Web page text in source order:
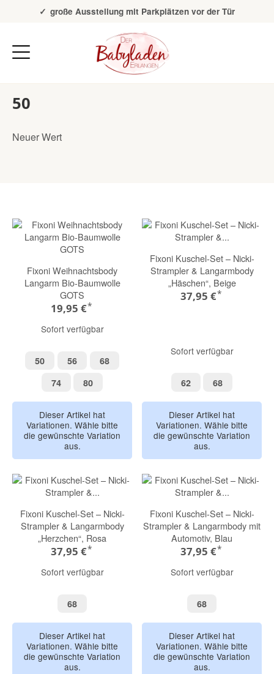
Über 20 Jahre Erfahrung
große Ausstellung mit Parkplätzen vor der Tür
50
Neuer Wert
Fixoni Weihnachtsbody
Langarm Bio-Baumwolle
GOTS
19,95 €*
Sofort verfügbar
5050 5656 6868
7474 8080
Dieser Artikel hat
Variationen. Wähle bitte
die gewünschte Variation
aus.
Fixoni Kuschel-Set – Nicki-
Strampler & Langarmbody
„Häschen“, Beige
37,95 €*
Sofort verfügbar
6262 6868
Dieser Artikel hat
Variationen. Wähle bitte
die gewünschte Variation
aus.
Fixoni Kuschel-Set – Nicki-
Strampler & Langarmbody
„Herzchen“, Rosa
37,95 €*
Sofort verfügbar
6868
Dieser Artikel hat
Variationen. Wähle bitte
die gewünschte Variation
aus.
Fixoni Kuschel-Set – Nicki-
Strampler & Langarmbody mit
Automotiv, Blau
37,95 €*
Sofort verfügbar
6868
Dieser Artikel hat
Variationen. Wähle bitte
die gewünschte Variation
aus.